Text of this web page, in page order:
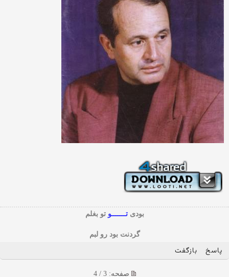
بودیتـــــــوتو بغلم
گردنت بود رو لبم
پاسخ بازگفت
صفحه: 3 / 4